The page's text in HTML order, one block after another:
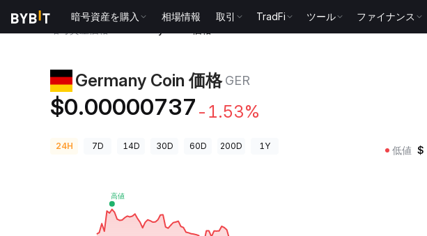
暗号資産を購入 相場情報 取引 TradFi ツール ファイナンス
Germany Coin 価格 GER
$0.00000737 -1.53%
24H 7D 14D 30D 60D 200D 1Y 低値 $